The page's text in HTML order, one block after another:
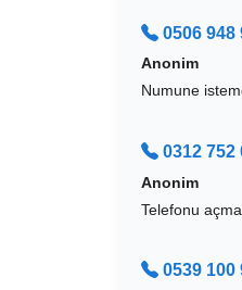
0506 948
Anonim
Numune
0312 752
Anonim
Telefonu
0539 100